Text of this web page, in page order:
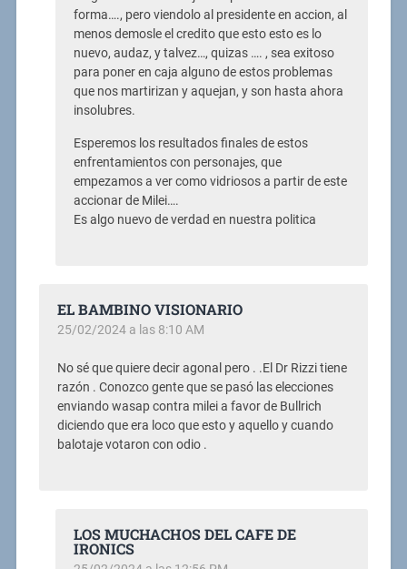
forma…., pero viendolo al presidente en accion, al
menos demosle el credito que esto esto es lo
nuevo, audaz, y talvez…, quizas …. , sea exitoso
para poner en caja alguno de estos problemas
que nos martirizan y aquejan, y son hasta ahora
insolubres.
Esperemos los resultados finales de estos
enfrentamientos con personajes, que
empezamos a ver como vidriosos a partir de este
accionar de Milei….
Es algo nuevo de verdad en nuestra politica
EL BAMBINO VISIONARIO
25/02/2024 a las 8:10 AM
No sé que quiere decir agonal pero . .El Dr Rizzi tiene
razón . Conozco gente que se pasó las elecciones
enviando wasap contra milei a favor de Bullrich
diciendo que era loco que esto y aquello y cuando
balotaje votaron con odio .
LOS MUCHACHOS DEL CAFE DE
IRONICS